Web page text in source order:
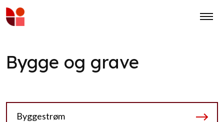
Bygge og grave
Byggestrøm